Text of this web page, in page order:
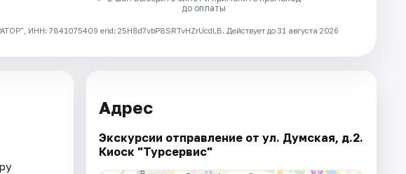
до оплаты
ИНН: 7841075409 erid: 25H8d7vbP8SRTvHZrUcdLB. Действует до 31 августа 2026
Адрес
Экскурсии отправление от ул. Думская, д.2.
Киоск "Турсервис"